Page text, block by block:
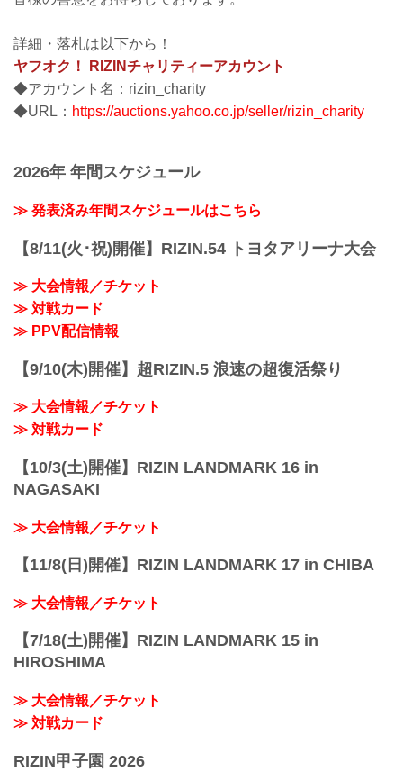
詳細・落札は以下から！
ヤフオク！ RIZINチャリティーアカウント
◆アカウント名：rizin_charity
◆URL： https://auctions.yahoo.co.jp/seller/rizin_charity
2026年 年間スケジュール
≫ 発表済み年間スケジュールはこちら
【8/11(火･祝)開催】RIZIN.54 トヨタアリーナ大会
≫ 大会情報／チケット
≫ 対戦カード
≫ PPV配信情報
【9/10(木)開催】超RIZIN.5 浪速の超復活祭り
≫ 大会情報／チケット
≫ 対戦カード
【10/3(土)開催】RIZIN LANDMARK 16 in
NAGASAKI
≫ 大会情報／チケット
【11/8(日)開催】RIZIN LANDMARK 17 in CHIBA
≫ 大会情報／チケット
【7/18(土)開催】RIZIN LANDMARK 15 in
HIROSHIMA
≫ 大会情報／チケット
≫ 対戦カード
RIZIN甲子園 2026